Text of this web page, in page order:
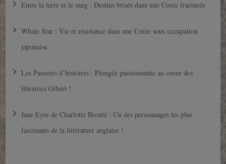
Entre la terre et le sang : Destins brisés dans une Corée fracturée
Whale Star : Vie et résistance dans une Corée sous occupation
japonaise
Les Passeurs d’histoires : Plongée passionnante au coeur des
librairies Gibert !
Jane Eyre de Charlotte Brontë : Un des personnages les plus
fascinants de la littérature anglaise !